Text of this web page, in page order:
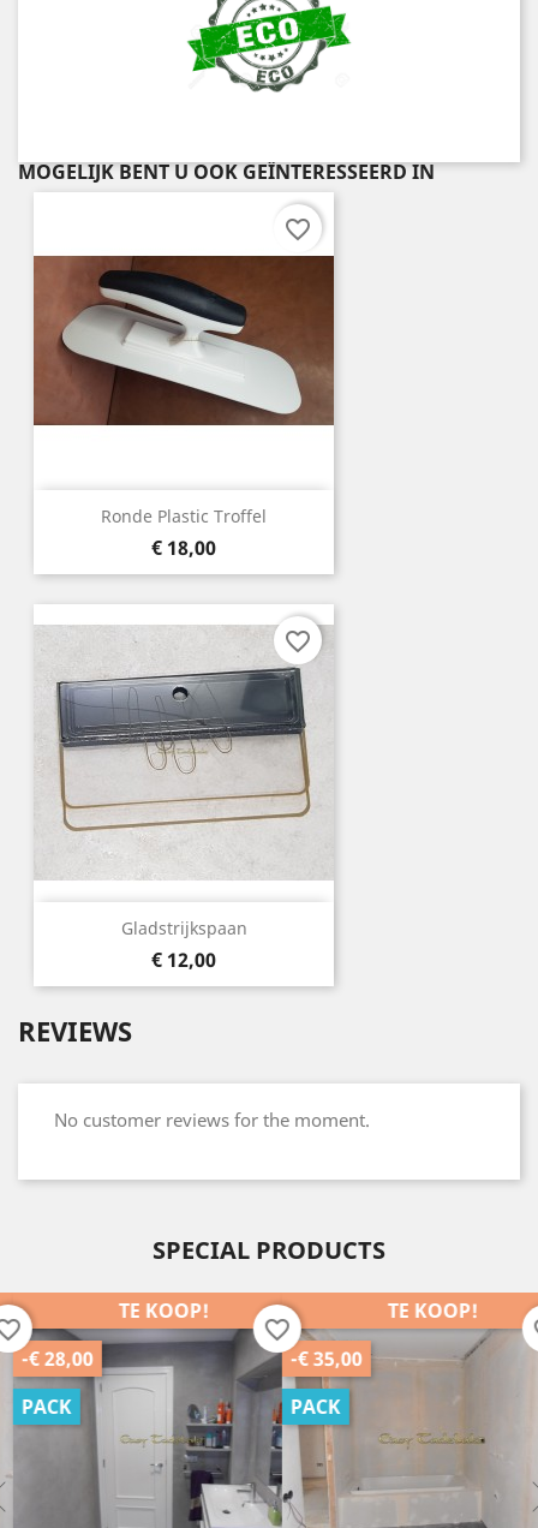
MOGELIJK BENT U OOK GEÏNTERESSEERD IN
Ronde Plastic Troffel
Prijs
€ 18,00
favorite_border
Gladstrijkspaan
Prijs
€ 12,00
favorite_border
REVIEWS
No customer reviews for the moment.
SPECIAL PRODUCTS
TE KOOP!
-€ 35,00
PACK
favorite_border
TE KOOP!
-€ 25,00
PACK